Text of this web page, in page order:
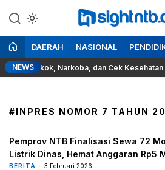
ke
konten
Insight NTB
Berita Seputar
DAERAH NASIONAL
NEWS
Rokok, Narkoba, dan Cek Kesehatan
#INPRES NOMOR 7 TAHUN
Pemprov NTB Finalisasi Sewa 72
Listrik Dinas, Hemat Anggaran Rp5
BERITA 3 Februari 2026